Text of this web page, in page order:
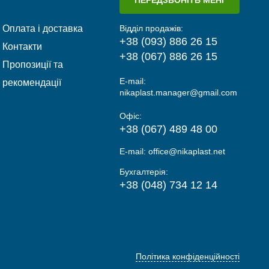
Оплата і доставка
Контакти
Пропозиції та
рекомендації
Відділ продажів:
+38 (093) 886 26 15
+38 (067) 886 26 15
E-mail:
nikaplast.manager@gmail.com
Офіс:
+38 (067) 489 48 00
E-mail: office@nikaplast.net
Бухгалтерія:
+38 (048) 734 12 14
Політика конфіденційності